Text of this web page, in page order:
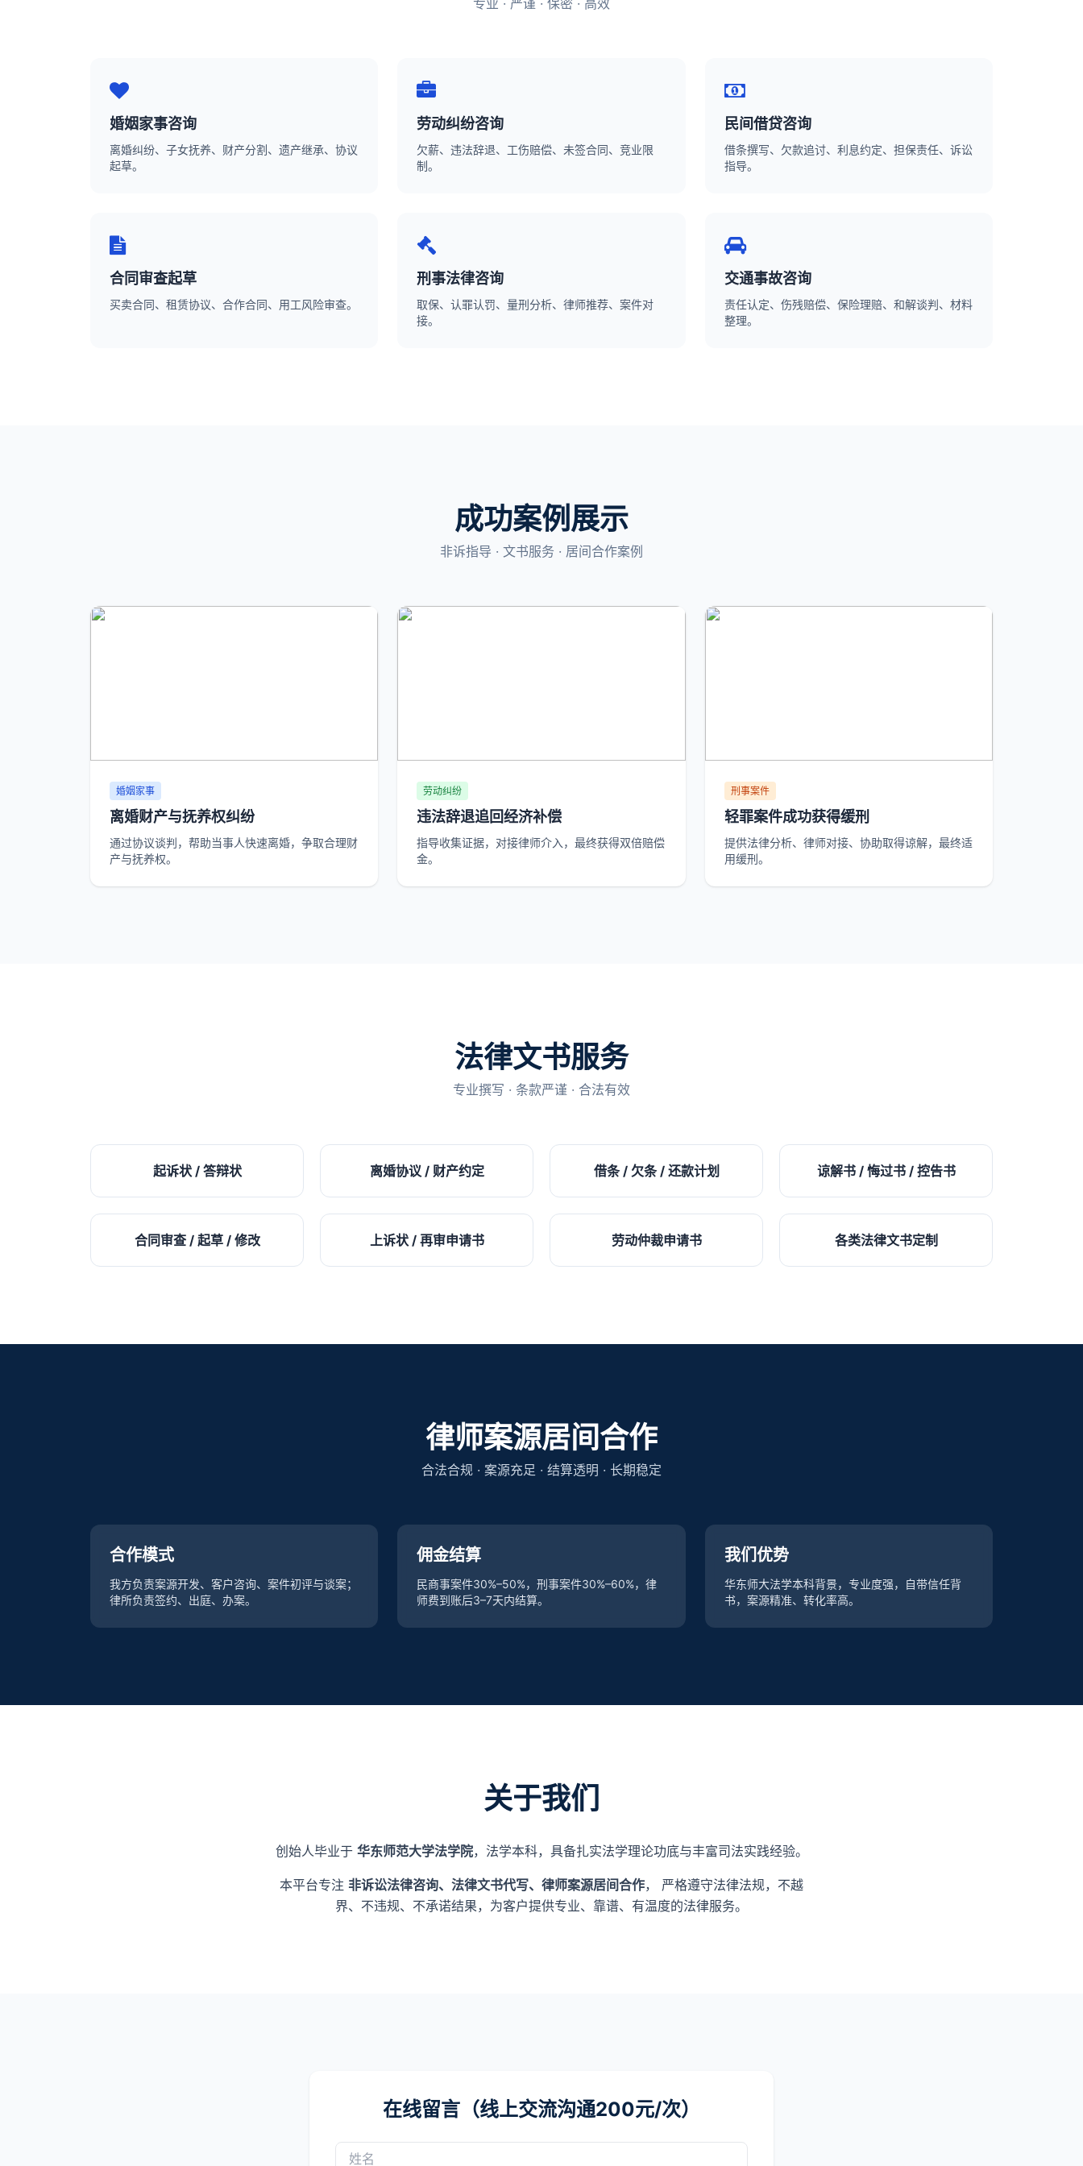
专业 · 严谨 · 保密 · 高效
婚姻家事咨询
离婚纠纷、子女抚养、财产分割、遗产继承、协议
起草。
劳动纠纷咨询
欠薪、违法辞退、工伤赔偿、未签合同、竞业限
制。
民间借贷咨询
借条撰写、欠款追讨、利息约定、担保责任、诉讼
指导。
合同审查起草
买卖合同、租赁协议、合作合同、用工风险审查。
刑事法律咨询
取保、认罪认罚、量刑分析、律师推荐、案件对
接。
交通事故咨询
责任认定、伤残赔偿、保险理赔、和解谈判、材料
整理。
成功案例展示
非诉指导 · 文书服务 · 居间合作案例
婚姻家事
离婚财产与抚养权纠纷
通过协议谈判，帮助当事人快速离婚，争取合理财
产与抚养权。
劳动纠纷
违法辞退追回经济补偿
指导收集证据，对接律师介入，最终获得双倍赔偿
金。
刑事案件
轻罪案件成功获得缓刑
提供法律分析、律师对接、协助取得谅解，最终适
用缓刑。
法律文书服务
专业撰写 · 条款严谨 · 合法有效
起诉状 / 答辩状 离婚协议 / 财产约定 借条 / 欠条 / 还款计划 谅解书 / 悔过书 / 控告书
合同审查 / 起草 / 修改 上诉状 / 再审申请书 劳动仲裁申请书 各类法律文书定制
律师案源居间合作
合法合规 · 案源充足 · 结算透明 · 长期稳定
合作模式
我方负责案源开发、客户咨询、案件初评与谈案；
律所负责签约、出庭、办案。
佣金结算
民商事案件30%–50%，刑事案件30%–60%，律
师费到账后3–7天内结算。
我们优势
华东师大法学本科背景，专业度强，自带信任背
书，案源精准、转化率高。
关于我们
创始人毕业于 华东师范大学法学院，法学本科，具备扎实法学理论功底与丰富司法实践经验。
本平台专注 非诉讼法律咨询、法律文书代写、律师案源居间合作， 严格遵守法律法规，不越
界、不违规、不承诺结果，为客户提供专业、靠谱、有温度的法律服务。
在线留言（线上交流沟通200元/次）